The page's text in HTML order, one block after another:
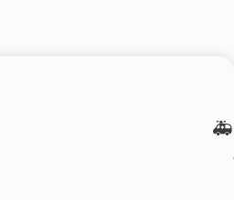
🚑